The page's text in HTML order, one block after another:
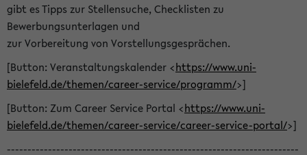
gibt es Tipps zur Stellensuche, Checklisten zu
Bewerbungsunterlagen und
zur Vorbereitung von Vorstellungsgesprächen.
[Button: Veranstaltungskalender <https://www.uni-
bielefeld.de/themen/career-service/programm/>]
[Button: Zum Career Service Portal <https://www.uni-
bielefeld.de/themen/career-service/career-service-portal/>]
-----------------------------------------------------------------------